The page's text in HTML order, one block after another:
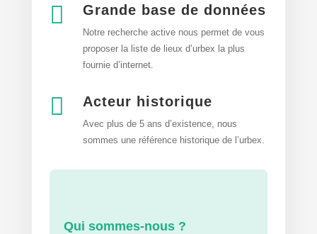
 Grande base de données
Notre recherche active nous permet de vous
proposer la liste de lieux d’urbex la plus
fournie d’internet.
 Acteur historique
Avec plus de 5 ans d’existence, nous
sommes une référence historique de l’urbex.
Qui sommes-nous ?